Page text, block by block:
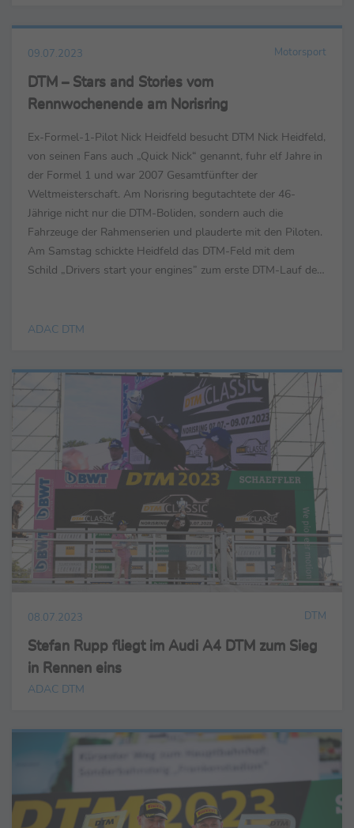
09.07.2023 Motorsport
DTM – Stars and Stories vom
Rennwochenende am Norisring
Ex-Formel-1-Pilot Nick Heidfeld besucht DTM Nick Heidfeld,
von seinen Fans auch „Quick Nick“ genannt, fuhr elf Jahre in
der Formel 1 und war 2007 Gesamtfünfter der
Weltmeisterschaft. Am Norisring begutachtete der 46-
Jährige nicht nur die DTM-Boliden, sondern auch die
Fahrzeuge der Rahmenserien und plauderte mit den Piloten.
Am Samstag schickte Heidfeld das DTM-Feld mit dem
Schild „Drivers start your engines” zum erste DTM-Lauf des
ADAC DTM
08.07.2023 DTM
Stefan Rupp fliegt im Audi A4 DTM zum Sieg
in Rennen eins
ADAC DTM